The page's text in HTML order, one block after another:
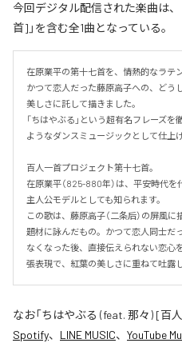
今回デジタル配信された楽曲は
首]」を含む全1曲となっている。
在原業平の第十七首を、情熱的なラテ
かつて恋人だった藤原高子への、どう
美しさに託して描きました。
「ちはやぶる」という超有名フレーズ
ようなダンスミュージックとして仕上
百人一首プロジェクト第十七首。
在原業平（825-880年）は、平安時代を
主人公モデルとしても知られます。
この歌は、藤原高子（二条后）の屏風に
題材に詠んだもの。かつて恋人同士だ
なくなった後、直接伝えられない恋心
張表現で、紅葉の美しさに重ねて吐露
なお「ちはやぶる (feat. 那々) [百
Spotify、 LINE MUSIC、 YouTube